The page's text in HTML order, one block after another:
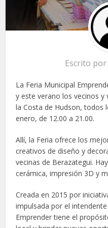
Escrito por
La Feria Municipal
y este verano los vecinos y
la Costa de Hudson, todos
enero, de 12.00 a 21.00.
Allí, la Feria ofrece los
creativos de diseño y
vecinas de Berazategui.
cerámica, impresión 3D y
Creada en 2015 por
impulsada por el
Emprender tiene el